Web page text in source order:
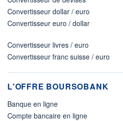
Convertisseur dollar / euro
Convertisseur euro / dollar
Convertisseur livres / euro
Convertisseur franc suisse / euro
L'OFFRE BOURSOBANK
Banque en ligne
Compte bancaire en ligne